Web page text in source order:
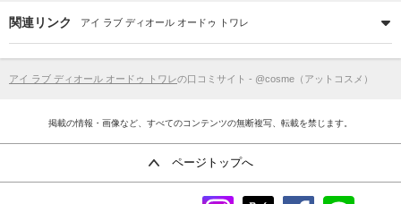
関連リンク アイ ラブ ディオール オードゥ トワレ
アイ ラブ ディオール オードゥ トワレの口コミサイト - @cosme（アットコスメ）
掲載の情報・画像など、すべてのコンテンツの無断複写、転載を禁じます。
ページトップへ